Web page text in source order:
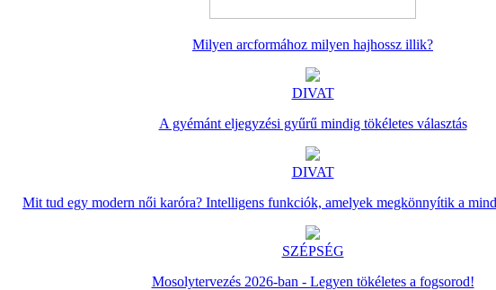
Milyen arcformához milyen hajhossz illik?
DIVAT
A gyémánt eljegyzési gyűrű mindig tökéletes választás
DIVAT
Mit tud egy modern női karóra? Intelligens funkciók, amelyek megkönnyítik a
SZÉPSÉG
Mosolytervezés 2026-ban - Legyen tökéletes a fogsorod!